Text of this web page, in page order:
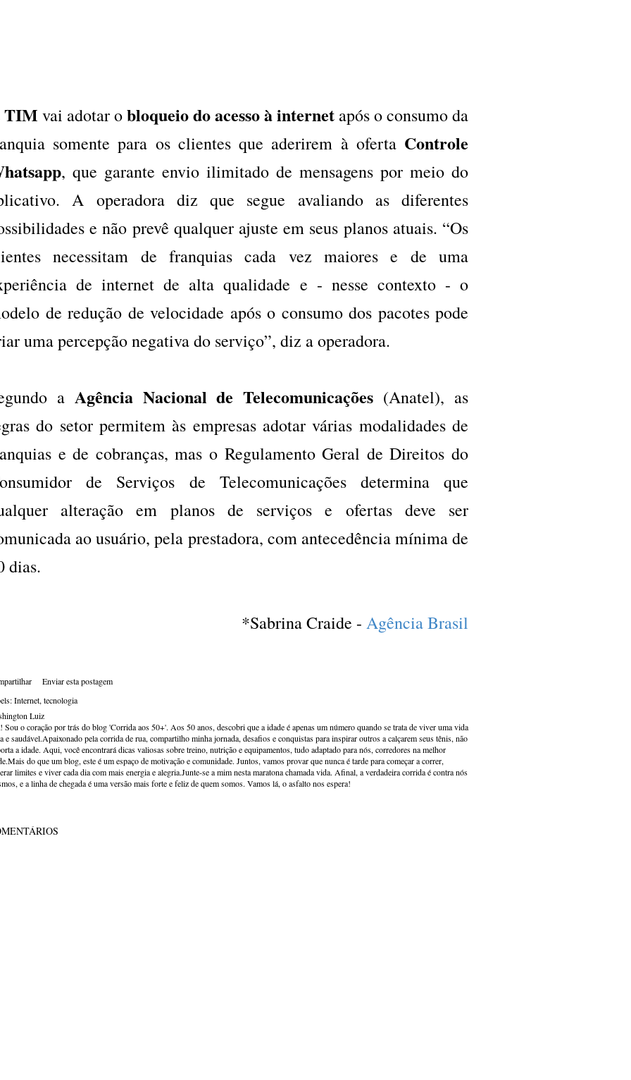
TIM vai adotar obloqueio do acesso à internet após o consumo da
somente para os clientes que aderirem à oferta Controle
, que garante envio ilimitado de mensagens por meio do
A operadora diz que segue avaliando as diferentes
e não prevê qualquer ajuste em seus planos atuais. “Os
necessitam de franquias cada vez maiores e de uma
de internet de alta qualidade e - nesse contexto - o
de redução de velocidade após o consumo dos pacotes pode
uma percepção negativa do serviço”, diz a operadora.
a Agência Nacional de Telecomunicações (Anatel), as
do setor permitem às empresas adotar várias modalidades de
e de cobranças, mas o Regulamento Geral de Direitos do
de Serviços de Telecomunicações determina que
alteração em planos de serviços e ofertas deve ser
ao usuário, pela prestadora, com antecedência mínima de
dias.
*Sabrina Craide - Agência Brasil
Enviar esta postagem
Internet tecnologia
Luiz
Sou o coração por trás do blog 'Corrida aos 50+'. Aos 50 anos, descobri que a idade é apenas um número quando se trata de viver uma vida
e saudável.Apaixonado pela corrida de rua, compartilho minha jornada, desafios e conquistas para inspirar outros a calçarem seus tênis, não
a idade. Aqui, você encontrará dicas valiosas sobre treino, nutrição e equipamentos, tudo adaptado para nós, corredores na melhor
do que um blog, este é um espaço de motivação e comunidade. Juntos, vamos provar que nunca é tarde para começar a correr,
limites e viver cada dia com mais energia e alegria.Junte-se a mim nesta maratona chamada vida. Afinal, a verdadeira corrida é contra nós
e a linha de chegada é uma versão mais forte e feliz de quem somos. Vamos lá, o asfalto nos espera!